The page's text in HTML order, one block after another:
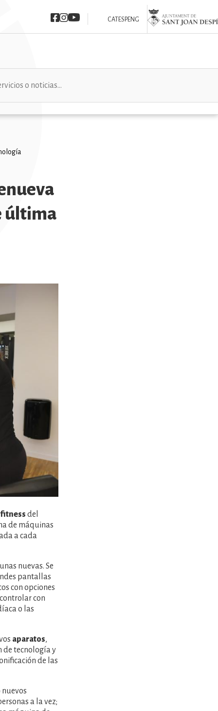
Imatge
Imatge
Imatge CAT ESPENG
Imatge
última
fitness del
de máquinas
a cada
nuevas. Se
pantallas
con opciones
con
o las
aparatos,
de tecnología y
de las
a la vez;